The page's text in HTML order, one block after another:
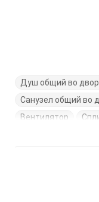
Душ общий во
Санузел общий во
Вентилятор